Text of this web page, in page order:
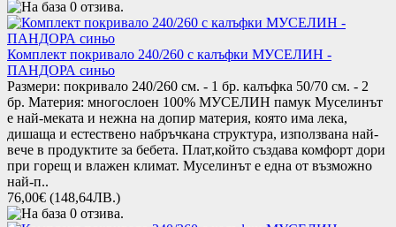
Комплект покривало 240/260 с калъфки МУСЕЛИН -
ПАНДОРА синьо
Размери: покривало 240/260 см. - 1 бр. калъфка 50/70 см. - 2
бр. Материя: многослоен 100% МУСЕЛИН памук Муселинът
е най-меката и нежна на допир материя, която има лека,
дишаща и естествено набръчкана структура, използвана най-
вече в продуктите за бебета. Плат,който създава комфорт дори
при горещ и влажен климат. Муселинът е една от възможно
най-п..
76,00€ (148,64ЛВ.)